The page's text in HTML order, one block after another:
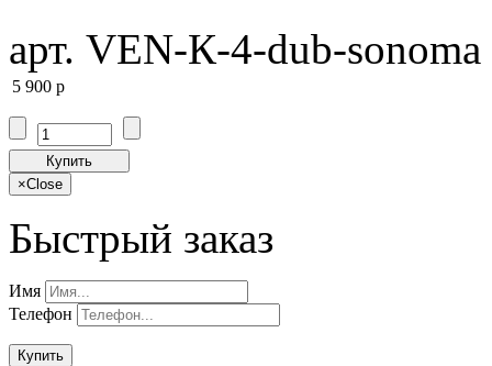
арт. VEN-К-4-dub-sonoma
5 900 p
Купить
×Close
Быстрый заказ
Имя
Телефон
Купить